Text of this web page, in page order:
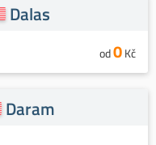
Dalas
od0Kč
Daram